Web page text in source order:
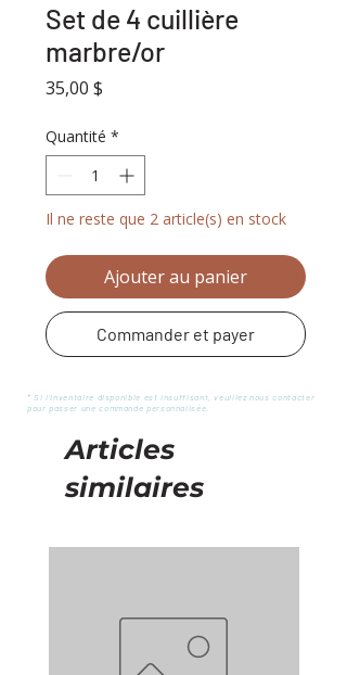
Set de 4 cuillière
marbre/or
35,00 $
Quantité *
Il ne reste que 2 article(s) en stock
Ajouter au panier
Commander et payer
* Si l'inventaire disponible est insuffisant, veuillez nous contacter
pour passer une commande personnalisée.
Articles
similaires